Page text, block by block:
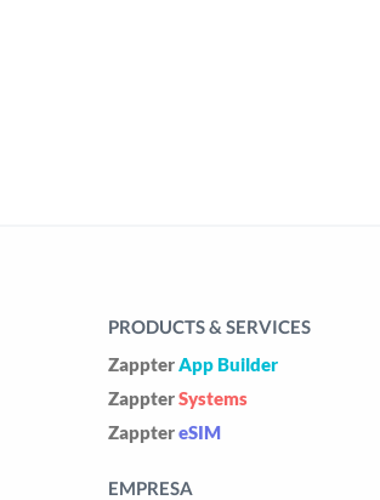
PRODUCTS & SERVICES
ZappterApp Builder
ZappterSystems
ZapptereSIM
EMPRESA